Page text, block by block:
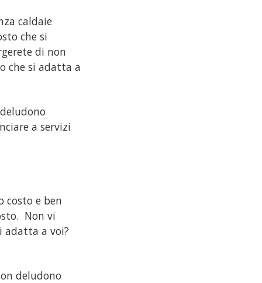
caldaie
che si
di non
che si adatta a
a servizi
costo e ben
Non vi
adatta a voi?
deludono